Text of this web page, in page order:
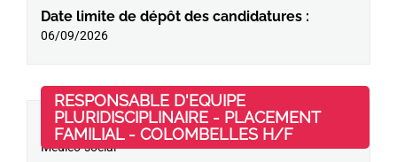
Date limite de dépôt des candidatures :
06/09/2026
RESPONSABLE D'EQUIPE
PLURIDISCIPLINAIRE - PLACEMENT
FAMILIAL - COLOMBELLES H/F(Nouvelle
06/08/2026
Domaine d'activité :Management ;
Médico-social